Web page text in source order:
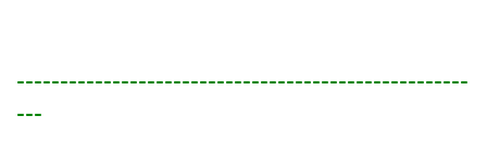
----------------------------------------------------
---